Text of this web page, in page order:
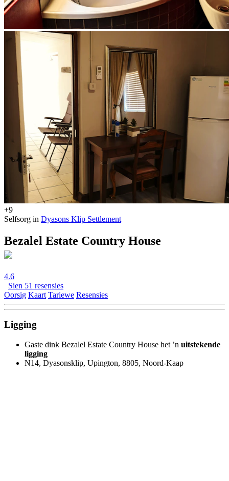
+9
Selfsorg in Dyasons Klip Settlement
Bezalel Estate Country House
4.6
Sien 51 resensies
Oorsig Kaart Tariewe Resensies
Ligging
Gaste dink Bezalel Estate Country House het ’n uitstekende
ligging
N14, Dyasonsklip, Upington, 8805, Noord-Kaap